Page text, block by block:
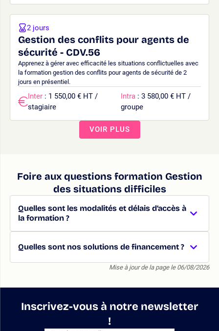
Gestion des conflits pour agents de
sécurité - CDV.56
Apprenez à gérer avec efficacité les situations conflictuelles avec
la formation gestion des conflits pour agents de sécurité de 2
jours en présentiel.
2 jours
Inter : 1 550,00 € HT /
stagiaire
Intra : 3 580,00 € HT /
groupe
VOIR PLUS
Foire aux questions formation Gestion
des situations difficiles
Quelles sont les modalités et délais d’accès à
la formation ?
Quelles sont nos solutions de financement ?
Mise à jour de la page le 06/08/2026
Inscrivez-vous à notre newsletter
!